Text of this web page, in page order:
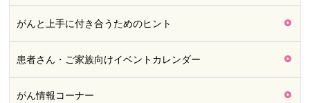
がんと上手に付き合うためのヒント
患者さん・ご家族向けイベントカレンダー
がん情報コーナー